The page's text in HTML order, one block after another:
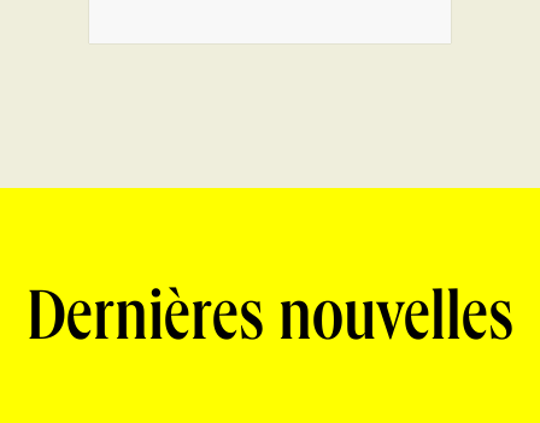
Dernières nouvelles